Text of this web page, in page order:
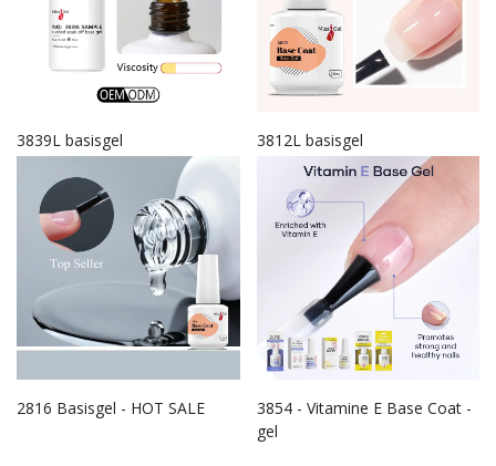
3839L basisgel 3812L basisgel
2816 Basisgel - HOT SALE
3854 - Vitamine E Base Coat -
gel